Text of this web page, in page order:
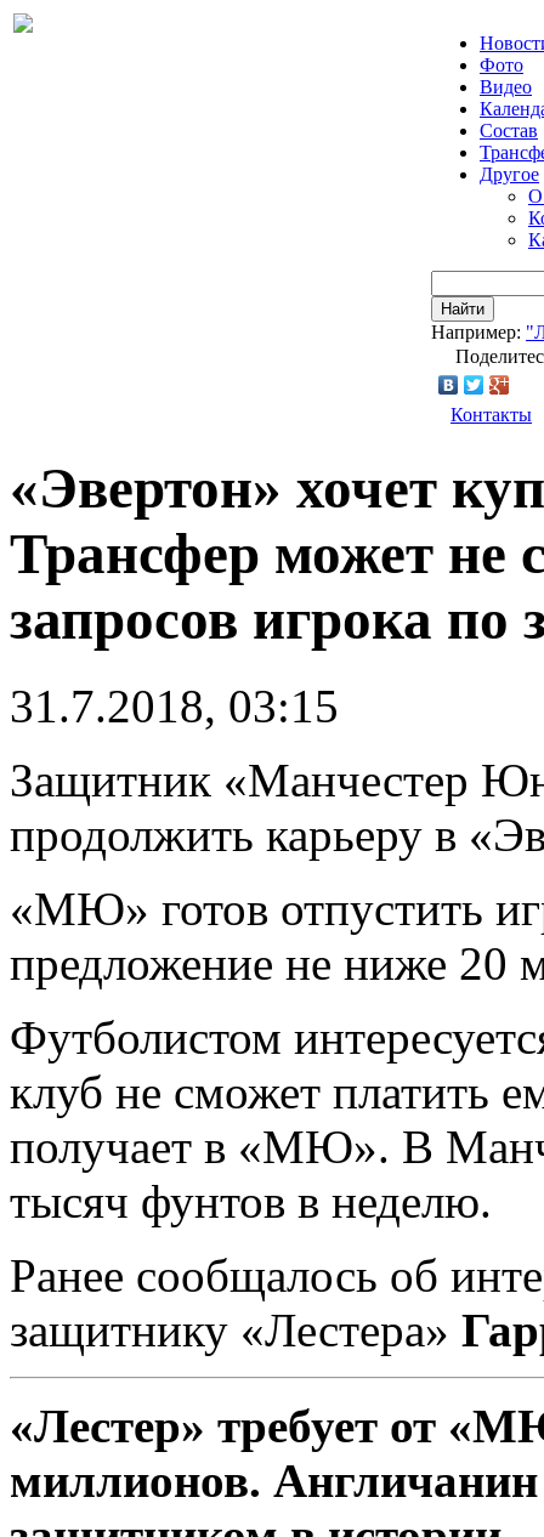
Фото
Видео
Состав
Другое
О
Найти
Например:
Контакты
«Эвертон» хочет
Трансфер может не
запросов игрока по
31.7.2018, 03:15
Защитник «Манчестер
продолжить карьеру в
«МЮ» готов отпустить
предложение не ниже 20
Футболистом
клуб не сможет платить
получает в «МЮ». В
тысяч фунтов в неделю.
Ранее сообщалось об
защитнику «Лестера»
«Лестер» требует от
миллионов.